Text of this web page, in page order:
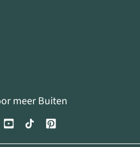
meer Buiten